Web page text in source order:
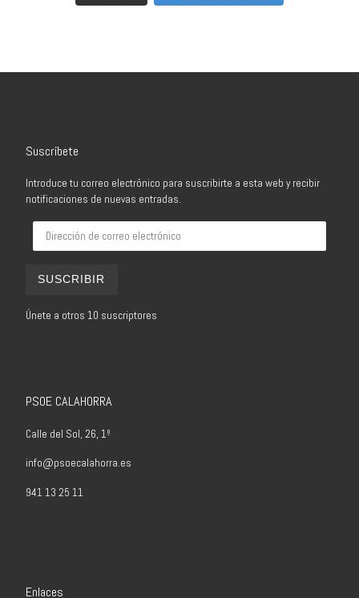
Suscríbete
Introduce tu correo electrónico para suscribirte a esta web y recibir
notificaciones de nuevas entradas.
SUSCRIBIR
Únete a otros 10 suscriptores
PSOE CALAHORRA
Calle del Sol, 26, 1º
info@psoecalahorra.es
941 13 25 11
Enlaces